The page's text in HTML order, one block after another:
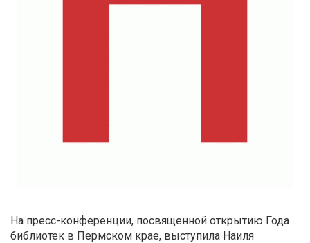
На пресс-конференции, посвященной открытию Года
библиотек в Пермском крае, выступила Наиля